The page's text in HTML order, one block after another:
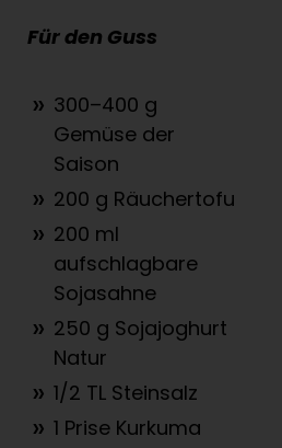
Für den Guss
300–400 g
Gemüse der
Saison
200 g Räuchertofu
200 ml
aufschlagbare
Sojasahne
250 g Sojajoghurt
Natur
1/2 TL Steinsalz
1 Prise Kurkuma